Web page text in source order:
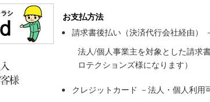
お支払方法
請求書後払い（決済代行会社経由）
法人/個人事業主を対象とした請求
ロテクションズ様になります）
クレジットカード －法人・個人利用